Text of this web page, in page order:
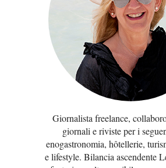
Giornalista freelance,
giornali e riviste per i
enogastronomia, hôtellerie,
e lifestyle. Bilancia ascendente